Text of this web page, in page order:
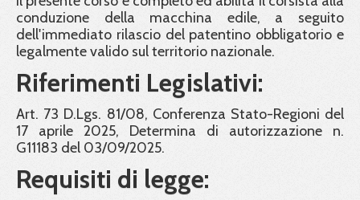
conduzione della macchina edile, a seguito
dell'immediato rilascio del patentino obbligatorio e
legalmente valido sul territorio nazionale.
Riferimenti Legislativi:
Art. 73 D.Lgs. 81/08, Conferenza Stato-Regioni del
17 aprile 2025, Determina di autorizzazione n.
G11183 del 03/09/2025.
Requisiti di legge: